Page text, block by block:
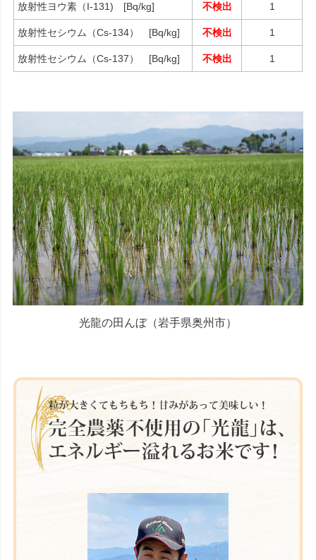
放射性ヨウ素（I-131) [Bq/kg] 不検出 1
放射性セシウム（Cs-134） [Bq/kg] 不検出 1
放射性セシウム（Cs-137） [Bq/kg] 不検出 1
光龍の田んぼ（岩手県奥州市）